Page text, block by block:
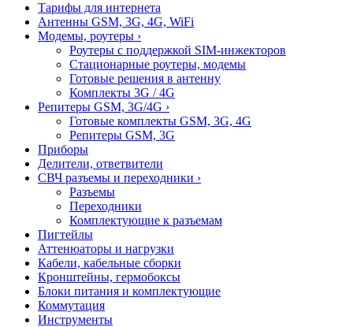
Тарифы для интернета
Антенны GSM, 3G, 4G, WiFi
Модемы, роутеры ›
Роутеры с поддержкой SIM-инжекторов
Стационарные роутеры, модемы
Готовые решения в антенну
Комплекты 3G / 4G
Репитеры GSM, 3G/4G ›
Готовые комплекты GSM, 3G, 4G
Репитеры GSM, 3G
Приборы
Делители, ответвители
СВЧ разъемы и переходники ›
Разъемы
Переходники
Комплектующие к разъемам
Пигтейлы
Аттенюаторы и нагрузки
Кабели, кабельные сборки
Кронштейны, гермобоксы
Блоки питания и комплектующие
Коммутация
Инструменты